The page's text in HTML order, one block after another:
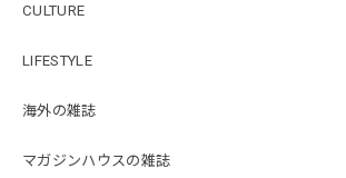
CULTURE
LIFESTYLE
海外の雑誌
マガジンハウスの雑誌